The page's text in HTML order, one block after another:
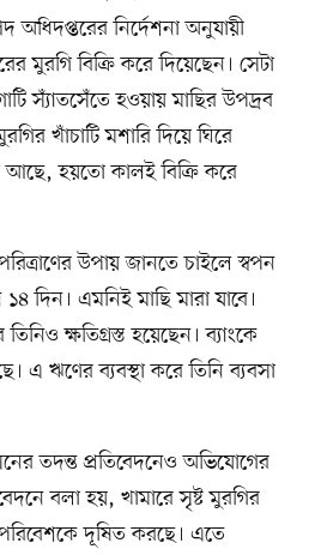
নির্দেশনা অনুযায়ী
মুরগি বিক্রি করে দিয়েছেন। সেটা
স্যাঁতসেঁতে হওয়ায় মাছির উপদ্রব
খাঁচাটি মশারি দিয়ে ঘিরে
আছে, হয়তো কালই বিক্রি করে
উপায় জানতে চাইলে স্বপন
দিন। এমনিই মাছি মারা যাবে।
ক্ষতিগ্রস্ত হয়েছেন। ব্যাংকে
এ ঋণের ব্যবস্থা করে তিনি ব্যবসা
তদন্ত প্রতিবেদনেও অভিযোগের
বলা হয়, খামারে সৃষ্ট মুরগির
পরিবেশকে দূষিত করছে। এতে